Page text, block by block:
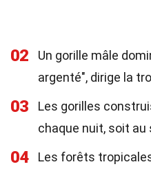
02
Un gorille mâle
argenté", dirige la
03
Les gorilles
chaque nuit, soit au
04
Les forêts